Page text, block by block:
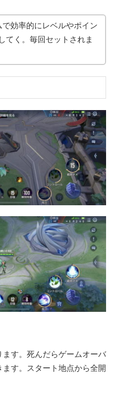
で効率的にレベルやポイン
てく。毎回セットされま
す。死んだらゲームオーバ
す。スタート地点から全開